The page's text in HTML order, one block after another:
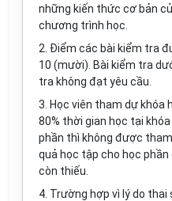
những kiến thức cơ bản
chương trình học.
2. Điểm các bài kiểm tra
10 (mười). Bài kiểm tra
tra không đạt yêu cầu.
3. Học viên tham dự khóa
80% thời gian học tại
phần thì không được
quả học tập cho học phần
còn thiếu.
4. Trường hợp vì lý do